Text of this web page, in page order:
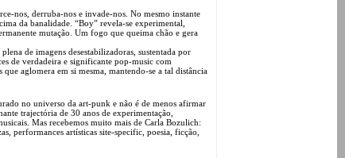
nos, derruba-nos e invade-nos. No mesmo instante
da banalidade. “Boy” revela-se experimental,
mutação. Um fogo que queima chão e gera
de imagens desestabilizadoras, sustentada por
de verdadeira e significante pop-music com
aglomera em si mesma, mantendo-se a tal distância
no universo da art-punk e não é de menos afirmar
trajectória de 30 anos de experimentação,
Mas recebemos muito mais de Carla Bozulich:
performances artísticas site-specific, poesia, ficção,